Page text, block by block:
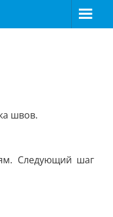
швов.
Следующий шаг